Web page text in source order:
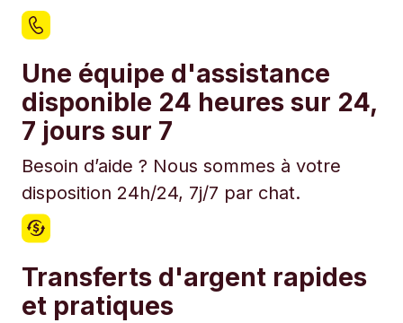
Une équipe d'assistance
disponible 24 heures sur 24,
7 jours sur 7
Besoin d’aide ? Nous sommes à votre
disposition 24h/24, 7j/7 par chat.
Transferts d'argent rapides
et pratiques